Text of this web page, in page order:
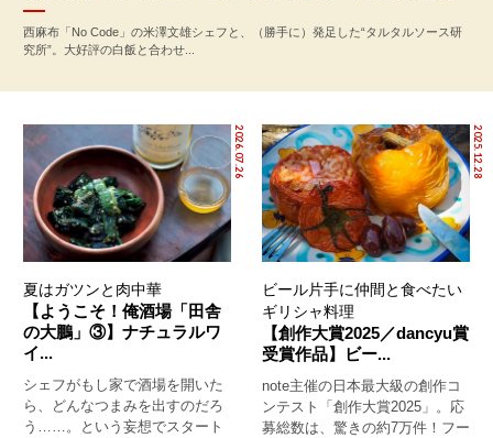
西麻布「No Code」の米澤文雄シェフと、（勝手に）発足した“タルタルソース研
究所”。大好評の白飯と合わせ...
2026.07.26
夏はガツンと肉中華
【ようこそ！俺酒場「田舎
の大鵬」③】ナチュラルワ
イ...
シェフがもし家で酒場を開いた
ら、どんなつまみを出すのだろ
う……。という妄想でスタート
2025.12.28
ビール片手に仲間と食べたい
ギリシャ料理
【創作大賞2025／dancyu賞
受賞作品】ビー...
note主催の日本最大級の創作コ
ンテスト「創作大賞2025」。応
募総数は、驚きの約7万件！フー